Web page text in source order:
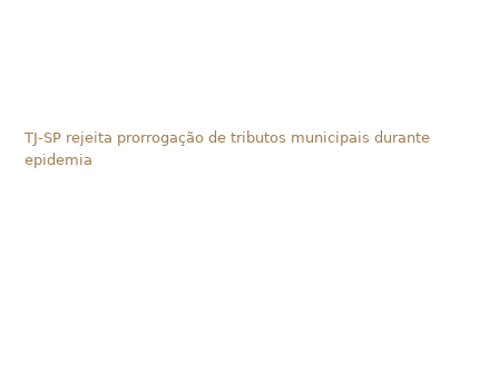
TJ-SP rejeita prorrogação de tributos municipais durante
epidemia